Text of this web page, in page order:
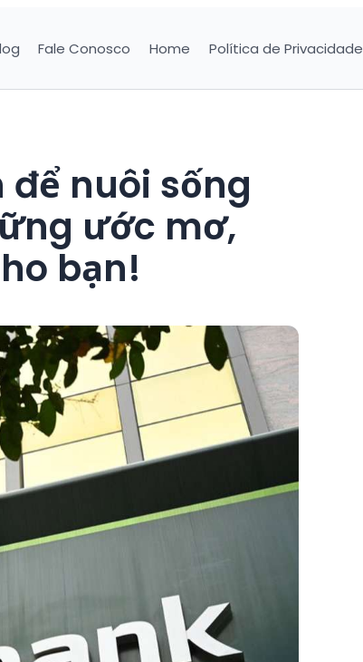
Fale Conosco Home Política de Privacidade
nuôi sống
ước mơ,
bạn!